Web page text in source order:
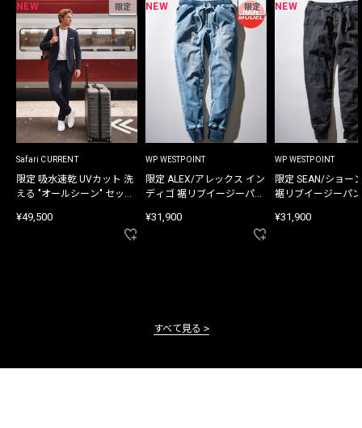
NEW 限定
Safari CURRENT
限定 吸水速乾 UVカット 洗
える "オールシーン" セット
¥49,500
NEW 限定
WP WESTPOINT
限定 ALEX/アレックス イン
ディゴ 裾リブイージーパン
¥31,900
NEW
WP WESTPOINT
限定 SEAN/ショー
裾リブイージーパ
¥31,900
すべて見る